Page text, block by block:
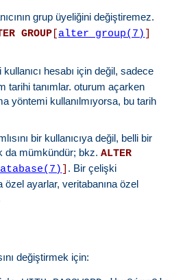
grup üyeliğini değiştiremez.
GROUP alter_group(7)
hesabı için değil, sadece
tarihi tanımlar. oturum açarken
yöntemi kullanılmıyorsa, bu tarih
bir kullanıcıya değil, belli bir
da mümkündür; bkz.ALTER
. Bir çelişki
özel ayarlar, veritabanına özel
değiştirmek için: